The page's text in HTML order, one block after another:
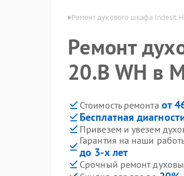
Ремонт духового шкафа Indesit
Ремонт
20.B WH в
Стоимость ремонта от
Бесплатная
Привезем и увезем
Гарантия на наши
до 3-х лет
Срочный ремонт